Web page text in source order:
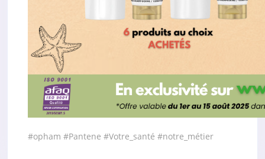
#opham #Pantene #Votre_santé #notre_métier